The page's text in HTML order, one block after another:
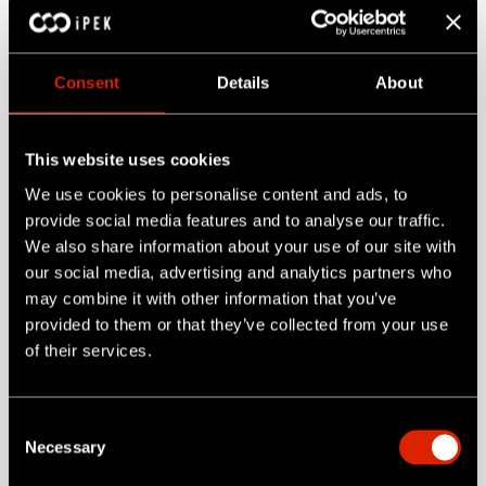
Consent Details About
This website uses cookies
We use cookies to personalise content and ads, to
provide social media features and to analyse our traffic.
We also share information about your use of our site with
our social media, advertising and analytics partners who
may combine it with other information that you’ve
provided to them or that they’ve collected from your use
of their services.
Necessary
Sewerlink-App. Eine Person steuert die Kamera,
während andere das Live-Video auf ihren eigenen
Geräten ansehen können.
03 Kommentieren